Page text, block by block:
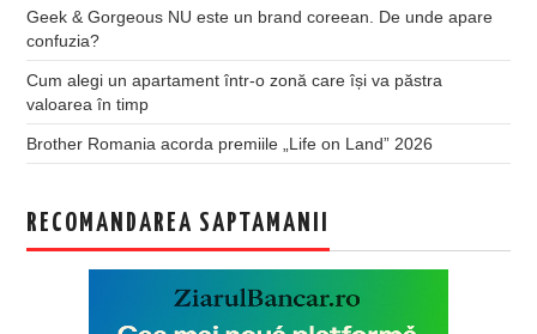
Geek & Gorgeous NU este un brand coreean. De unde apare
confuzia?
Cum alegi un apartament într-o zonă care își va păstra
valoarea în timp
Brother Romania acorda premiile „Life on Land” 2026
RECOMANDAREA SAPTAMANII